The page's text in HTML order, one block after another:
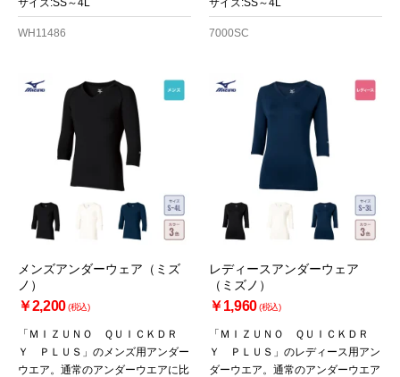
WH11486 7000SC
メンズアンダーウェア（ミズ
ノ）
￥2,200(税込)
「ＭＩＺＵＮＯ ＱＵＩＣＫＤＲ
Ｙ ＰＬＵＳ」のメンズ用アンダー
ウエア。通常のアンダーウエアに比
レディースアンダーウェア
（ミズノ）
￥1,960(税込)
「ＭＩＺＵＮＯ ＱＵＩＣＫＤＲ
Ｙ ＰＬＵＳ」のレディース用アン
ダーウエア。通常のアンダーウエア